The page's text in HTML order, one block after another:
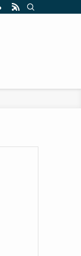
英語学習方法（英会